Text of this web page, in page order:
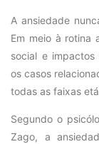
A ansiedade
Em meio à rotina
social e impactos
os casos
todas as faixas
Segundo o
Zago, a